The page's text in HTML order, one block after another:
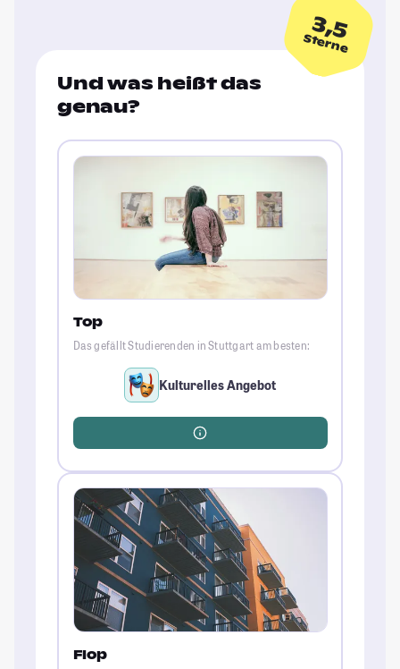
3,5
Sterne
Und was heißt das
genau?
Top
Das gefällt Studierenden in Stuttgart am besten:
Kulturelles Angebot
Flop